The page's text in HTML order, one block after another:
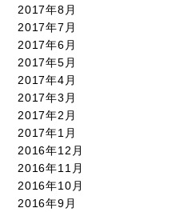
2017年8月
2017年7月
2017年6月
2017年5月
2017年4月
2017年3月
2017年2月
2017年1月
2016年12月
2016年11月
2016年10月
2016年9月